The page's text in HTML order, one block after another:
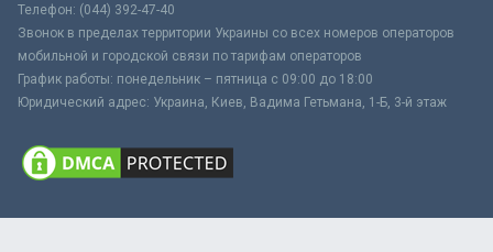
Телефон: (044) 392-47-40
Звонок в пределах территории Украины со всех номеров операторов
мобильной и городской связи по тарифам операторов
График работы: понедельник – пятница с 09:00 до 18:00
Юридический адрес: Украина, Киев, Вадима Гетьмана, 1-Б, 3-й этаж